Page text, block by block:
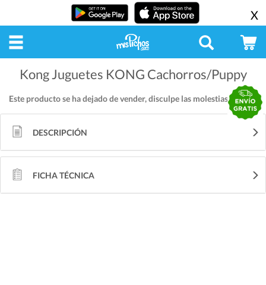
X
Kong Juguetes KONG Cachorros/Puppy
Este producto se ha dejado de vender, disculpe las molestias.
DESCRIPCIÓN
FICHA TÉCNICA